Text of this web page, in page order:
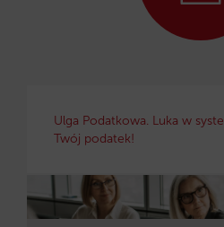
Ulga Podatkowa. Luka w
Twój podatek!